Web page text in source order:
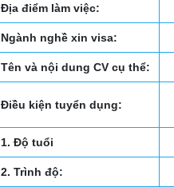
Địa điểm làm việc:
Ngành nghề xin visa:
Tên và nội dung CV cụ thể:
Điều kiện tuyển dụng:
1. Độ tuổi
2. Trình độ: